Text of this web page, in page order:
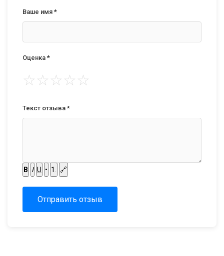
Ваше имя *
Оценка *
☆☆☆☆☆
Текст отзыва *
B I U • 1. 🔗
Отправить отзыв